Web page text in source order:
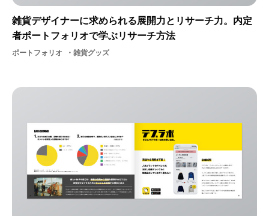
雑貨デザイナーに求められる展開力とリサーチ力。内定
者ポートフォリオで学ぶリサーチ方法
ポートフォリオ 雑貨グッズ